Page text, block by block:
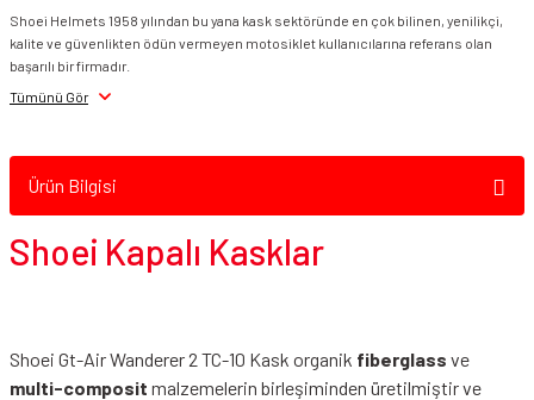
Shoei Helmets 1958 yılından bu yana kask sektöründe en çok bilinen, yenilikçi,
kalite ve güvenlikten ödün vermeyen motosiklet kullanıcılarına referans olan
başarılı bir firmadır.
Tümünü Gör
Ürün Bilgisi
Shoei Kapalı Kasklar
Shoei Gt-Air Wanderer 2 TC-10 Kask organik fiberglass ve
multi-composit malzemelerin birleşiminden üretilmiştir ve